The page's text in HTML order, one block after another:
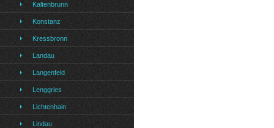
Kaltenbrunn
Konstanz
Kressbronn
Landau
Langenfeld
Lenggries
Lichtenhain
Lindau